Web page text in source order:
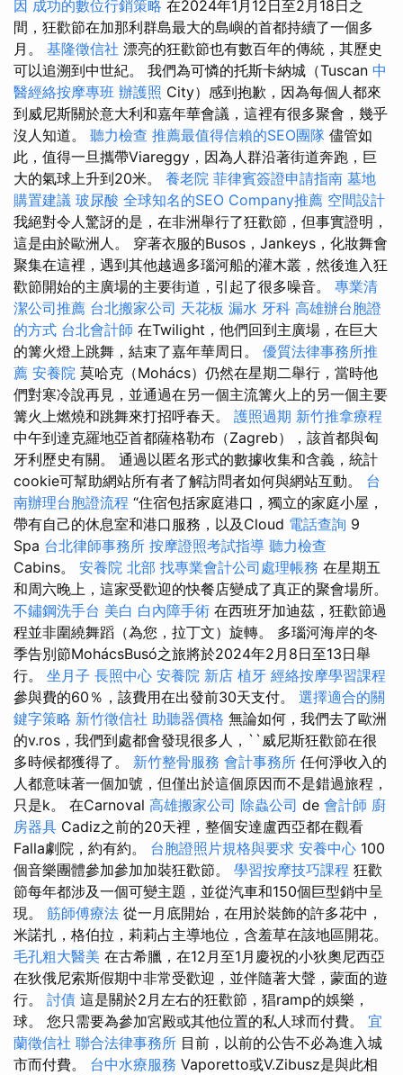
因 成功的數位行銷策略 在2024年1月12日至2月18日之
間，狂歡節在加那利群島最大的島嶼的首都持續了一個多
月。 基隆徵信社 漂亮的狂歡節也有數百年的傳統，其歷史
可以追溯到中世紀。 我們為可憐的托斯卡納城（Tuscan 中
醫經絡按摩專班 辦護照 City）感到抱歉，因為每個人都來
到威尼斯關於意大利和嘉年華會議，這裡有很多聚會，幾乎
沒人知道。 聽力檢查 推薦最值得信賴的SEO團隊 儘管如
此，值得一旦攜帶Viareggy，因為人群沿著街道奔跑，巨
大的氣球上升到20米。 養老院 菲律賓簽證申請指南 墓地
購置建議 玻尿酸 全球知名的SEO Company推薦 空間設計
我絕對令人驚訝的是，在非洲舉行了狂歡節，但事實證明，
這是由於歐洲人。 穿著衣服的Busos，Jankeys，化妝舞會
聚集在這裡，遇到其他越過多瑙河船的灌木叢，然後進入狂
歡節開始的主廣場的主要街道，引起了很多噪音。 專業清
潔公司推薦 台北搬家公司 天花板 漏水 牙科 高雄辦台胞證
的方式 台北會計師 在Twilight，他們回到主廣場，在巨大
的篝火燈上跳舞，結束了嘉年華周日。 優質法律事務所推
薦 安養院 莫哈克（Mohács）仍然在星期二舉行，當時他
們對寒冷說再見，並通過在另一個主流篝火上的另一個主要
篝火上燃燒和跳舞來打招呼春天。 護照過期 新竹推拿療程
中午到達克羅地亞首都薩格勒布（Zagreb），該首都與匈
牙利歷史有關。 通過以匿名形式的數據收集和含義，統計
cookie可幫助網站所有者了解訪問者如何與網站互動。 台
南辦理台胞證流程 “住宿包括家庭港口，獨立的家庭小屋，
帶有自己的休息室和港口服務，以及Cloud 電話查詢 9
Spa 台北律師事務所 按摩證照考試指導 聽力檢查
Cabins。 安養院 北部 找專業會計公司處理帳務 在星期五
和周六晚上，這家受歡迎的快餐店變成了真正的聚會場所。
不鏽鋼洗手台 美白 白內障手術 在西班牙加迪茲，狂歡節過
程並非圍繞舞蹈（為您，拉丁文）旋轉。 多瑙河海岸的冬
季告別節​​MohácsBusó之旅將於2024年2月8日至13日舉
行。 坐月子 長照中心 安養院 新店 植牙 經絡按摩學習課程
參與費的60％，該費用在出發前30天支付。 選擇適合的關
鍵字策略 新竹徵信社 助聽器價格 無論如何，我們去了歐洲
的v.ros，我們到處都會發現很多人，``威尼斯狂歡節在很
多時候都獲得了。 新竹整骨服務 會計事務所 任何淨收入的
人都意味著一個加號，但僅出於這個原因而不是錯過旅程，
只是k。 在Carnoval 高雄搬家公司 除蟲公司 de 會計師 廚
房器具 Cadiz之前的20天裡，整個安達盧西亞都在觀看
Falla劇院，約有約。 台胞證照片規格與要求 安養中心 100
個音樂團體參加參加加裝狂歡節。 學習按摩技巧課程 狂歡
節每年都涉及一個可變主題，並從汽車和150個巨型銷中呈
現。 筋師傅療法 從一月底開始，在用於裝飾的許多花中，
米諾扎，格伯拉，莉莉占主導地位，含羞草在該地區開花。
毛孔粗大醫美 在古希臘，在12月至1月慶祝的小狄奧尼西亞
在狄俄尼索斯假期中非常受歡迎，並伴隨著大聲，蒙面的遊
行。 討債 這是關於2月左右的狂歡節，猖ramp的娛樂，
球。 您只需要為參加宮殿或其他位置的私人球而付費。 宜
蘭徵信社 聯合法律事務所 目前，以前的公告不必為進入城
市而付費。 台中水療服務 Vaporetto或V.Zibusz是與此相